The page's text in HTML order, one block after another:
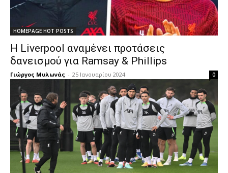
HOMEPAGE HOT POSTS
Η Liverpool αναμένει προτάσεις
δανεισμού για Ramsay & Phillips
Γιώργος Μυλωνάς - 25 Ιανουαρίου 2024 0